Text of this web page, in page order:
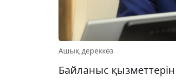
Ашық дереккөз
Байланыс